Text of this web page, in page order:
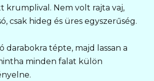
krumplival. Nem volt rajta vaj,
csak hideg és üres egyszerűség.
darabokra tépte, majd lassan a
minden falat külön